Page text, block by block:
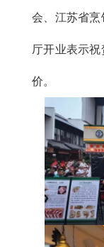
会、江苏省
厅开业表示
价。